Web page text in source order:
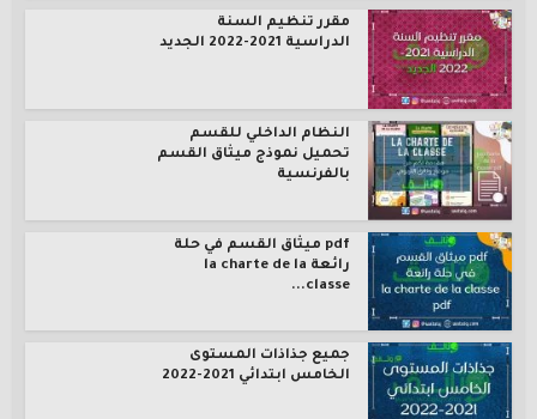
مقرر تنظيم السنة
الدراسية 2021-2022 الجديد
النظام الداخلي للقسم
تحميل نموذج ميثاق القسم
بالفرنسية
pdf ميثاق القسم في حلة
رائعة la charte de la
classe...
جميع جذاذات المستوى
الخامس ابتدائي 2021-2022